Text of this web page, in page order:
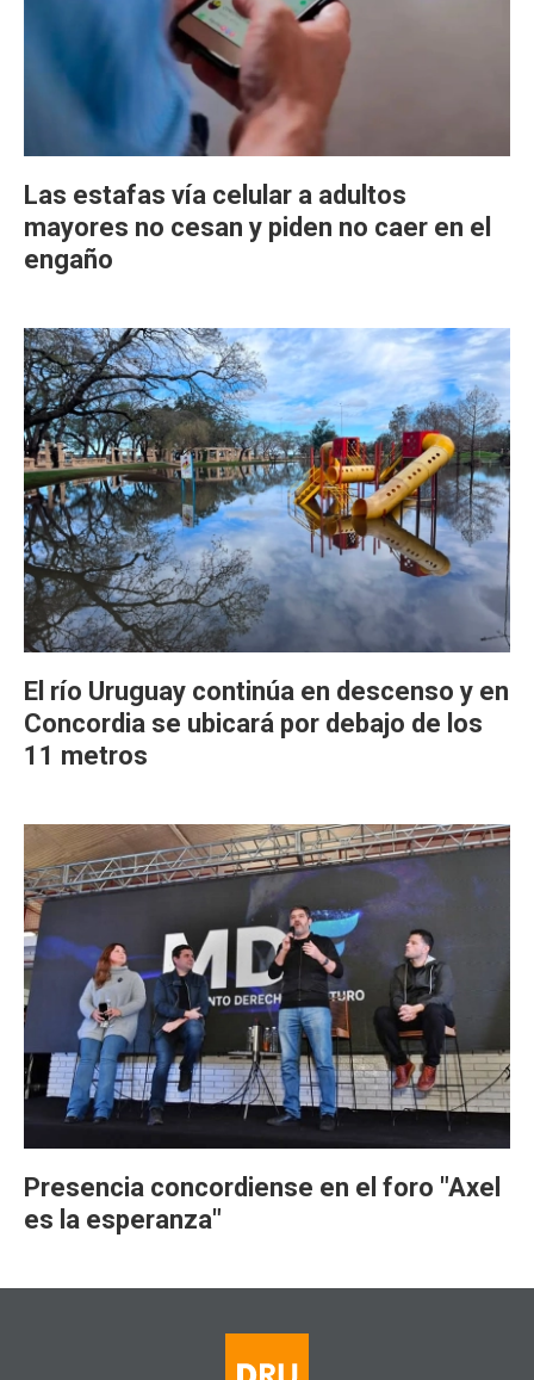
Las estafas vía celular a adultos
mayores no cesan y piden no caer en el
engaño
El río Uruguay continúa en descenso y en
Concordia se ubicará por debajo de los
11 metros
Presencia concordiense en el foro "Axel
es la esperanza"